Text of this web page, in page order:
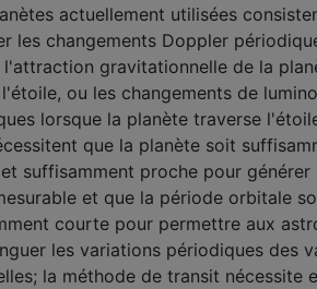
actuellement utilisées
les changements Doppler
l'attraction gravitationnelle de la
ou les changements de
lorsque la planète traverse
que la planète soit
suffisamment proche pour générer
et que la période orbitale
courte pour permettre aux
les variations périodiques des
la méthode de transit nécessite